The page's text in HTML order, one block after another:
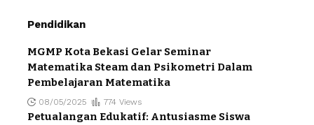
Pendidikan
MGMP Kota Bekasi Gelar Seminar
Matematika Steam dan Psikometri Dalam
Pembelajaran Matematika
08/05/2025 774 Views
Petualangan Edukatif: Antusiasme Siswa